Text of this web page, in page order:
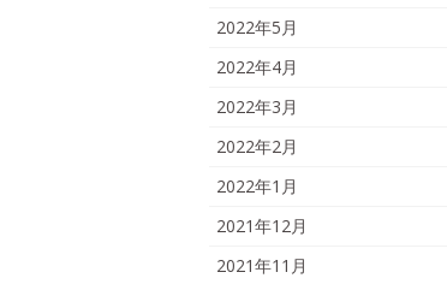
2022年5月
2022年4月
2022年3月
2022年2月
2022年1月
2021年12月
2021年11月